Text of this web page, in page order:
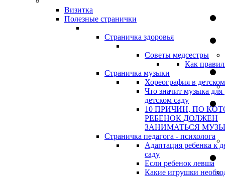
Визитка
Полезные странички
Страничка здоровья
Советы медсестры
Как
Страничка музыки
Хореография в
Что значит музыка для
детском саду
10 ПРИЧИН, ПО
РЕБЕНОК ДОЛЖЕН
ЗАНИМАТЬСЯ
Страничка педагога - психолога
Адаптация ребенка к
саду
Если ребенок левша
Какие игрушки